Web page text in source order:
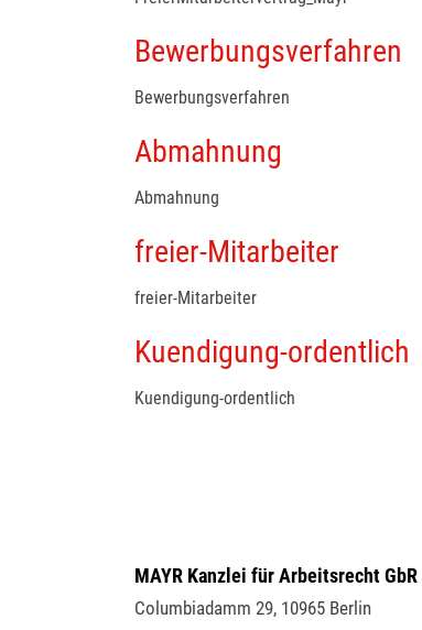
Bewerbungsverfahren
Bewerbungsverfahren
Abmahnung
Abmahnung
freier-Mitarbeiter
freier-Mitarbeiter
Kuendigung-ordentlich
Kuendigung-ordentlich
MAYR Kanzlei für Arbeitsrecht GbR
Columbiadamm 29, 10965 Berlin